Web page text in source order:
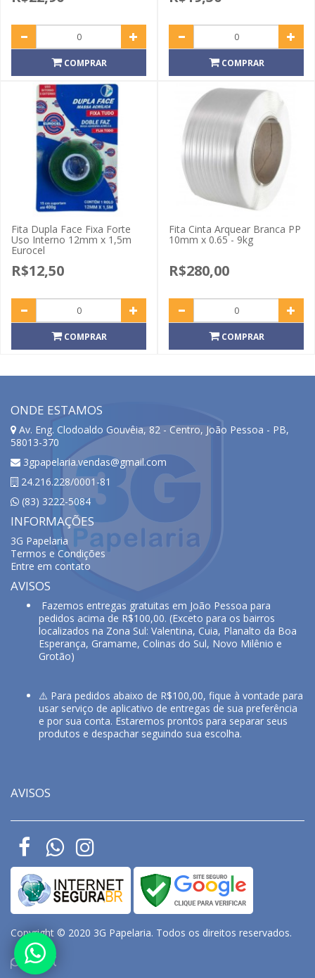
COMPRAR COMPRAR
Fita Dupla Face Fixa Forte
Uso Interno 12mm x 1,5m
Eurocel
R$12,50
COMPRAR
Fita Cinta Arquear Branca PP
10mm x 0.65 - 9kg
R$280,00
COMPRAR
ONDE ESTAMOS
Av. Eng. Clodoaldo Gouvêia, 82 - Centro, João Pessoa - PB,
58013-370
3gpapelaria.vendas@gmail.com
24.216.228/0001-81
(83) 3222-5084
INFORMAÇÕES
3G Papelaria
Termos e Condições
Entre em contato
AVISOS
Fazemos entregas gratuitas em João Pessoa para
pedidos acima de R$100,00. (Exceto para os bairros
localizados na Zona Sul: Valentina, Cuia, Planalto da Boa
Esperança, Gramame, Colinas do Sul, Novo Milênio e
Grotão)
⚠️ Para pedidos abaixo de R$100,00, fique à vontade para
usar serviço de aplicativo de entregas de sua preferência
e por sua conta. Estaremos prontos para separar seus
produtos e despachar seguindo sua escolha.
AVISOS
Copyright © 2020 3G Papelaria. Todos os direitos reservados.